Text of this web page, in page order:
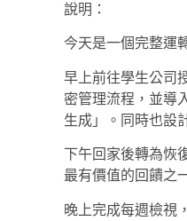
說明：
今天是一個完整運
早上前往學生公司
密管理流程，並導
生成」。同時也設
下午回家後轉為恢
最有價值的回饋之
晚上完成每週檢視